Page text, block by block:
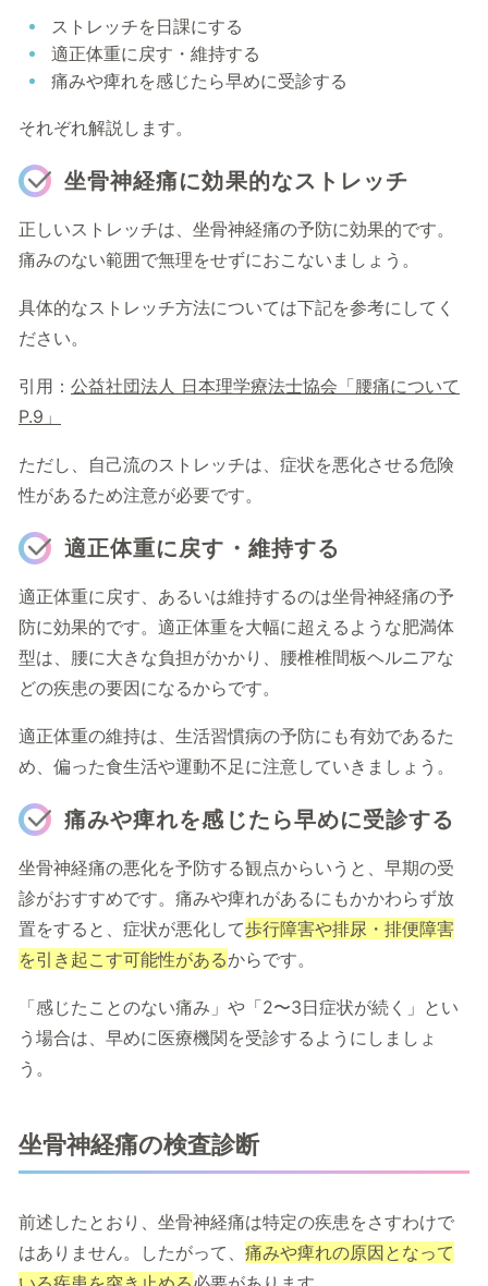
ストレッチを日課にする
適正体重に戻す・維持する
痛みや痺れを感じたら早めに受診する
それぞれ解説します。
坐骨神経痛に効果的なストレッチ
正しいストレッチは、坐骨神経痛の予防に効果的です。
痛みのない範囲で無理をせずにおこないましょう。
具体的なストレッチ方法については下記を参考にしてく
ださい。
引用： 公益社団法人 日本理学療法士協会「腰痛について
P.9」
ただし、自己流のストレッチは、症状を悪化させる危険
性があるため注意が必要です。
適正体重に戻す・維持する
適正体重に戻す、あるいは維持するのは坐骨神経痛の予
防に効果的です。適正体重を大幅に超えるような肥満体
型は、腰に大きな負担がかかり、腰椎椎間板ヘルニアな
どの疾患の要因になるからです。
適正体重の維持は、生活習慣病の予防にも有効であるた
め、偏った食生活や運動不足に注意していきましょう。
痛みや痺れを感じたら早めに受診する
坐骨神経痛の悪化を予防する観点からいうと、早期の受
診がおすすめです。痛みや痺れがあるにもかかわらず放
置をすると、症状が悪化して歩行障害や排尿・排便障害
を引き起こす可能性があるからです。
「感じたことのない痛み」や「2〜3日症状が続く」とい
う場合は、早めに医療機関を受診するようにしましょ
う。
坐骨神経痛の検査診断
前述したとおり、坐骨神経痛は特定の疾患をさすわけで
はありません。したがって、 痛みや痺れの原因となって